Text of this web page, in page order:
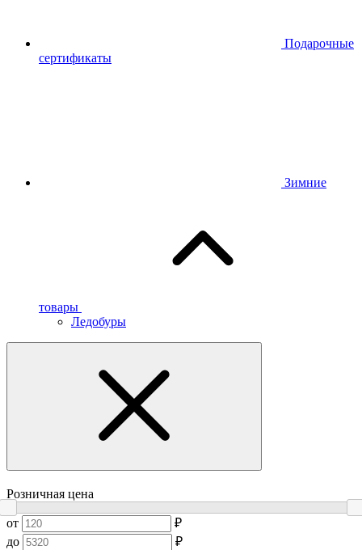
Подарочные
сертификаты
Зимние
товары
Ледобуры
Розничная цена
от
₽
до
₽